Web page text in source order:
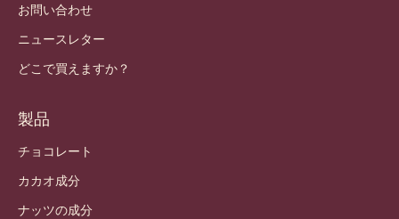
お問い合わせ
ニュースレター
どこで買えますか？
製品
チョコレート
カカオ成分
ナッツの成分